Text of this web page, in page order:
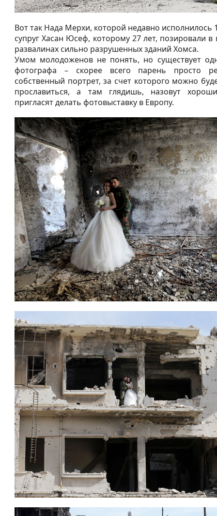
Вот так Нада Мерхи, которой недавно исполнилось
супруг Хасан Юсеф, которому 27 лет, позировали
развалинах сильно разрушенных зданий Хомса.
Умом молодоженов не понять, но существует
фотографа – скорее всего парень просто
собственный портрет, за счет которого можно
прославиться, а там глядишь, назовут
пригласят делать фотовыставку в Европу.